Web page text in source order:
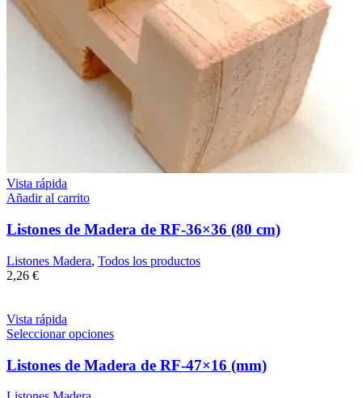
Vista rápida
Añadir al carrito
Listones de Madera de RF-36×36 (80 cm)
Listones Madera, Todos los productos
2,26 €
Vista rápida
Seleccionar opciones
Listones de Madera de RF-47×16 (mm)